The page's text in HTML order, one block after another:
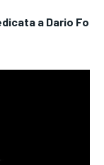
a Dario Fo